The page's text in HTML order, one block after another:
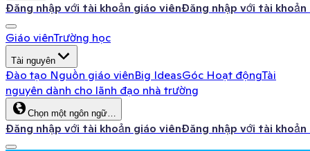
Đăng nhập với tài khoản giáo viênĐăng nhập với tài khoản
Giáo viênTrường học
Tài nguyên
Đào tạo Nguồn giáo viênBig IdeasGóc Hoạt độngTài
nguyên dành cho lãnh đạo nhà trường
Chọn một ngôn ngữ…
Đăng nhập với tài khoản giáo viênĐăng nhập với tài khoản